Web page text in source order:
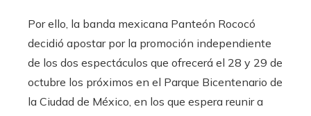
Por ello, la banda mexicana Panteón Rococó
decidió apostar por la promoción independiente
de los dos espectáculos que ofrecerá el 28 y 29 de
octubre los próximos en el Parque Bicentenario de
la Ciudad de México, en los que espera reunir a